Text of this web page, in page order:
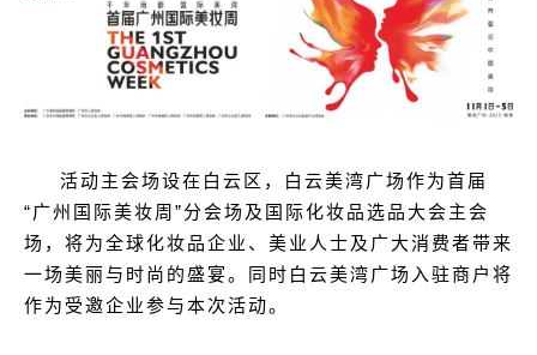
活动主会场设在白云区，白云美湾广场作为首届
“广州国际美妆周”分会场及国际化妆品选品大会主会
场，将为全球化妆品企业、美业人士及广大消费者带来
一场美丽与时尚的盛宴。同时白云美湾广场入驻商户将
作为受邀企业参与本次活动。